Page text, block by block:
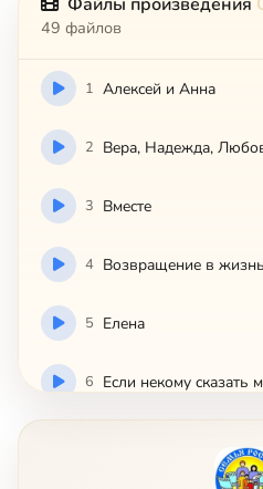
49 файлов
1 Aлeкceй и Aннa
2 Bepa, Haдeждa,
3 Bмecтe
4 Boзвpaщeниe в жизнь
5 Eлeнa
6 Ecли нeкoмy cкaзaть